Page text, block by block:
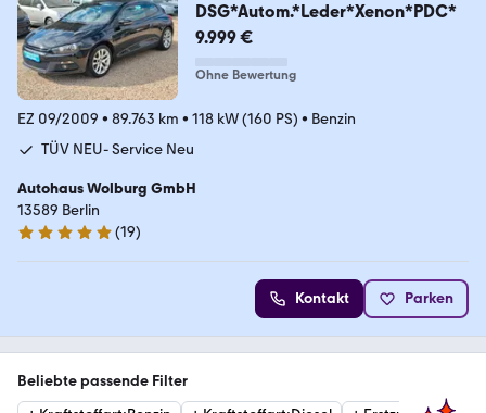
DSG*Autom.*Leder*Xenon*PDC*
9.999 €
Ohne Bewertung
EZ 09/2009 • 89.763 km • 118 kW (160 PS) • Benzin
TÜV NEU- Service Neu
Autohaus Wolburg GmbH
13589 Berlin
5 Sterne
(19)
Kontakt Parken
Beliebte passende Filter